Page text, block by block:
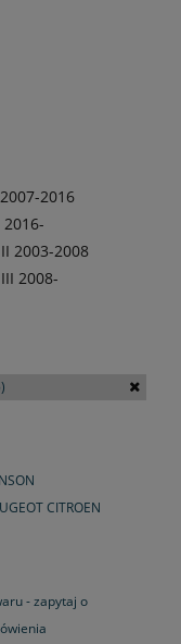
2007-2016
2016-
II 2003-2008
2008-
CITROEN
- zapytaj o